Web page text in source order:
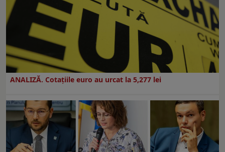
ANALIZĂ. Cotațiile euro au urcat la 5,277 lei